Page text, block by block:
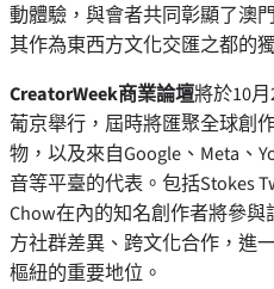
動體驗，與會者共同彰顯了澳
其作為東西方文化交匯之都的
CreatorWeek商業論壇將於10
葡京舉行，屆時將匯聚全球創
物，以及來自Google、Meta、
音等平臺的代表。包括Stokes
Chow在內的知名創作者將參
方社群差異、跨文化合作，進
樞紐的重要地位。